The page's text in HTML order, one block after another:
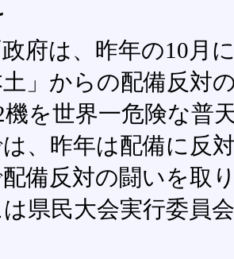
府は、昨年の10月
土」からの配備反対
機を世界一危険な普
、昨年は配備に反
備反対の闘いを取
は県民大会実行委員